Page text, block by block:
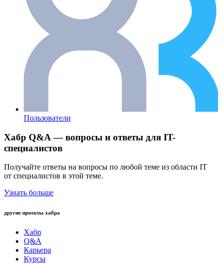
Пользователи
Хабр Q&A — вопросы и ответы для IT-
специалистов
Получайте ответы на вопросы по любой теме из области IT
от специалистов в этой теме.
Узнать больше
другие проекты хабра
Хабр
Q&A
Карьера
Курсы